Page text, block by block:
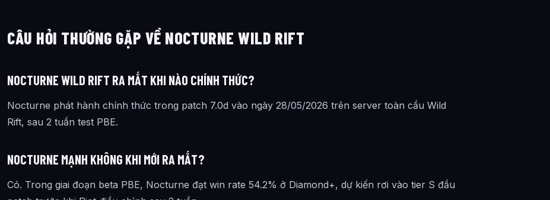
CÂU HỎI THƯỜNG GẶP VỀ NOCTURNE WILD RIFT
NOCTURNE WILD RIFT RA MẮT KHI NÀO CHÍNH THỨC?
Nocturne phát hành chính thức trong patch 7.0d vào ngày 28/05/2026 trên server toàn cầu Wild
Rift, sau 2 tuần test PBE.
NOCTURNE MẠNH KHÔNG KHI MỚI RA MẮT?
Có. Trong giai đoạn beta PBE, Nocturne đạt win rate 54.2% ở Diamond+, dự kiến rơi vào tier S đầu